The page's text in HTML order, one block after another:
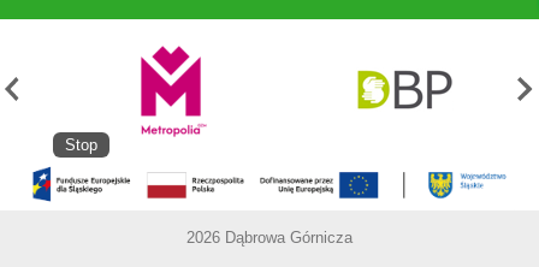
Stop
2026 Dąbrowa Górnicza